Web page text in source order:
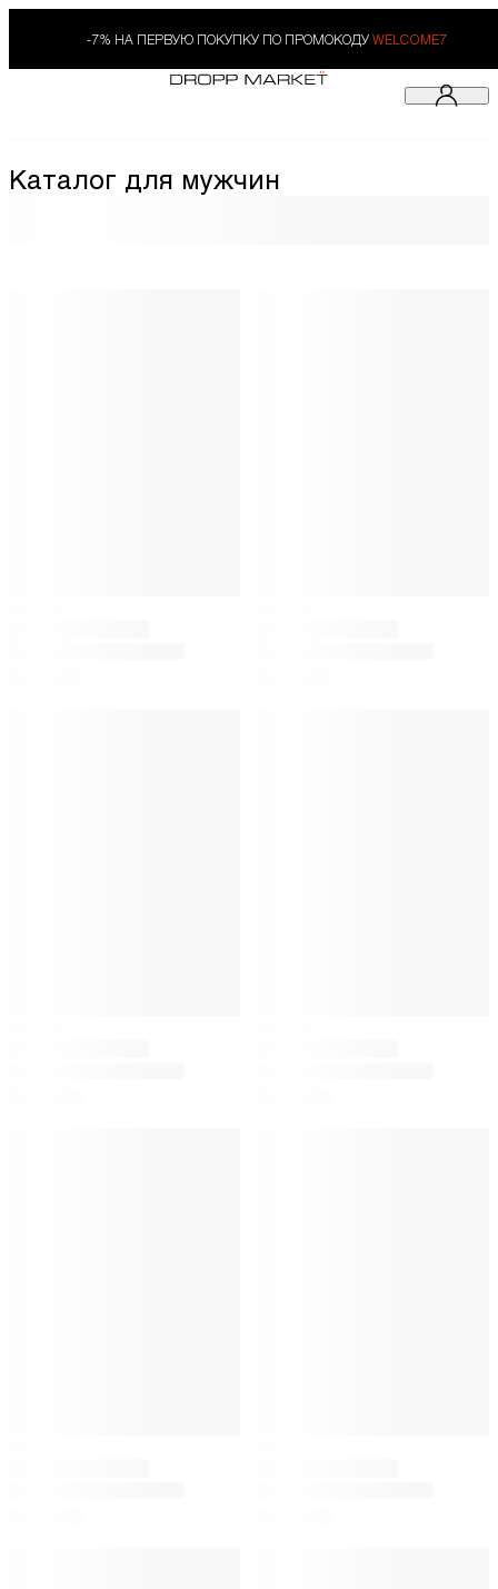
-7% НА ПЕРВУЮ ПОКУПКУ ПО ПРОМОКОДУ WELCOME7
Каталог для мужчин